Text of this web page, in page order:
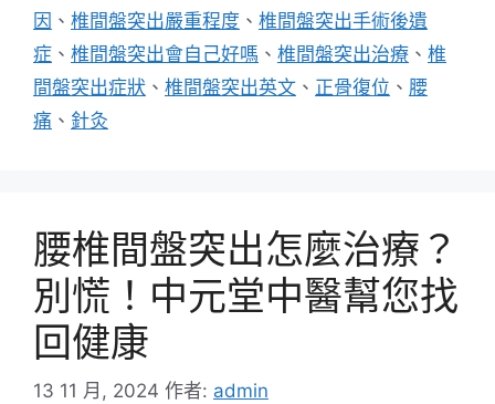
因 、 椎間盤突出嚴重程度 、 椎間盤突出手術後遺
症 、 椎間盤突出會自己好嗎 、 椎間盤突出治療 、 椎
間盤突出症狀 、 椎間盤突出英文 、 正骨復位 、 腰
痛 、 針灸
腰椎間盤突出怎麼治療？
別慌！中元堂中醫幫您找
回健康
13 11 月, 2024 作者: admin